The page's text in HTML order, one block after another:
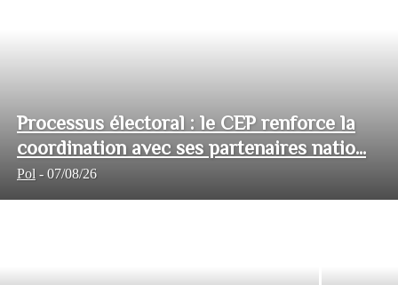
Processus électoral : le CEP renforce la
coordination avec ses partenaires natio...
Pol - 07/08/26